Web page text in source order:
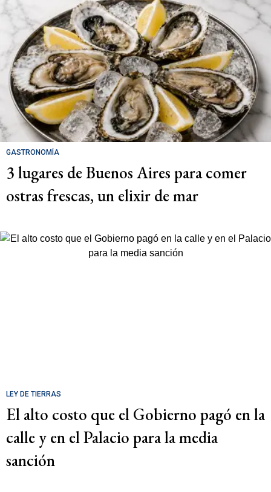
GASTRONOMÍA
3 lugares de Buenos Aires para comer
ostras frescas, un elixir de mar
LEY DE TIERRAS
El alto costo que el Gobierno pagó en la
calle y en el Palacio para la media
sanción